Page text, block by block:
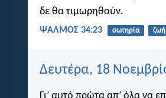
δε θα τιμωρηθούν.
ΨΑΛΜΌΣ 34:23 σωτηρία ζωή
Δευτέρα, 18
Γι’ αυτό πρώτα απ’ όλα να